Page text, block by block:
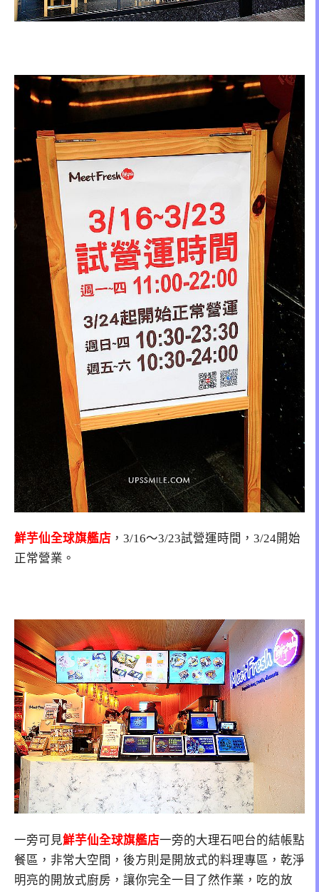
鮮芋仙全球旗艦店 ，3/16～3/23試營運時間，3/24開始
正常營業。
一旁可見鮮芋仙全球旗艦店一旁的大理石吧台的結帳點
餐區，非常大空間，後方則是開放式的料理專區，乾淨
明亮的開放式廚房，讓你完全一目了然作業，吃的放